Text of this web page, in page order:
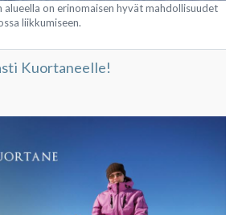
alueella on erinomaisen hyvät mahdollisuudet
liikkumiseen.
Kuortaneelle!